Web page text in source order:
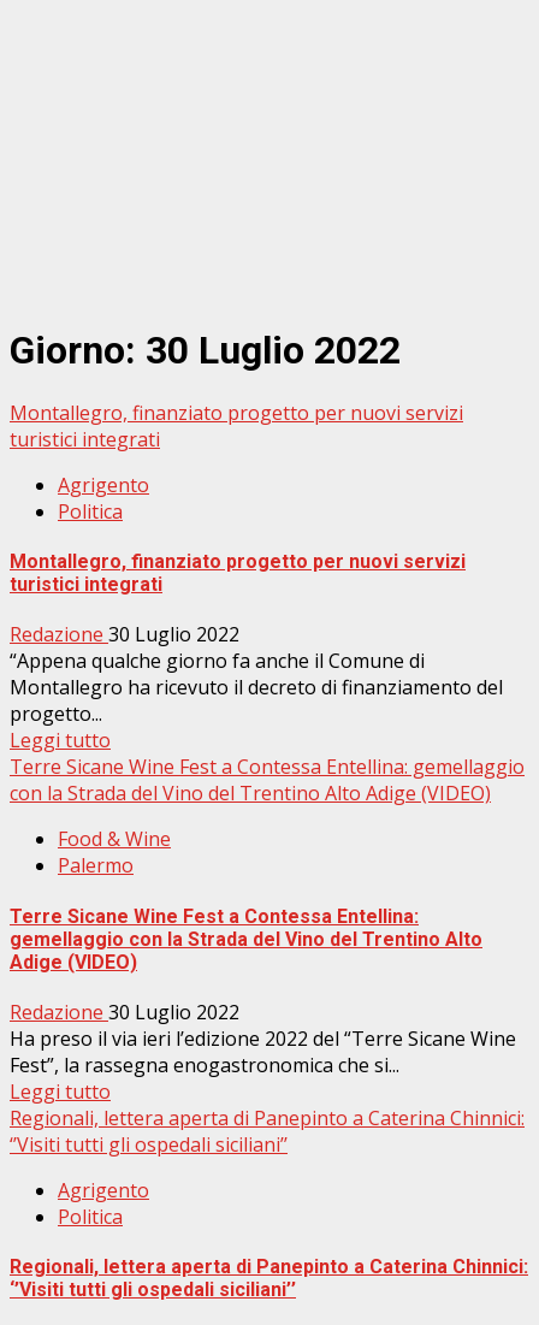
Giorno: 30 Luglio 2022
Montallegro, finanziato progetto per nuovi servizi
turistici integrati
Agrigento
Politica
Montallegro, finanziato progetto per nuovi servizi
turistici integrati
Redazione 30 Luglio 2022
“Appena qualche giorno fa anche il Comune di
Montallegro ha ricevuto il decreto di finanziamento del
progetto...
Leggi tutto
Terre Sicane Wine Fest a Contessa Entellina: gemellaggio
con la Strada del Vino del Trentino Alto Adige (VIDEO)
Food & Wine
Palermo
Terre Sicane Wine Fest a Contessa Entellina:
gemellaggio con la Strada del Vino del Trentino Alto
Adige (VIDEO)
Redazione 30 Luglio 2022
Ha preso il via ieri l’edizione 2022 del “Terre Sicane Wine
Fest”, la rassegna enogastronomica che si...
Leggi tutto
Regionali, lettera aperta di Panepinto a Caterina Chinnici:
‘’Visiti tutti gli ospedali siciliani’’
Agrigento
Politica
Regionali, lettera aperta di Panepinto a Caterina Chinnici:
‘’Visiti tutti gli ospedali siciliani’’